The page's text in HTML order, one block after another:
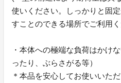
使いください。しっかりと固
すことのできる場所でご利用く
・本体への極端な負荷はかけ
ったり、ぶらさがる等）
＊本品を安心してお使いいた